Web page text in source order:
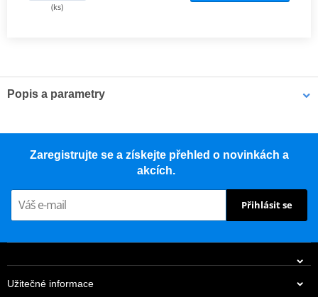
(ks)
Popis a parametry
Zaregistrujte se a získejte přehled o novinkách a
akcích.
Přihlásit se
Užitečné informace